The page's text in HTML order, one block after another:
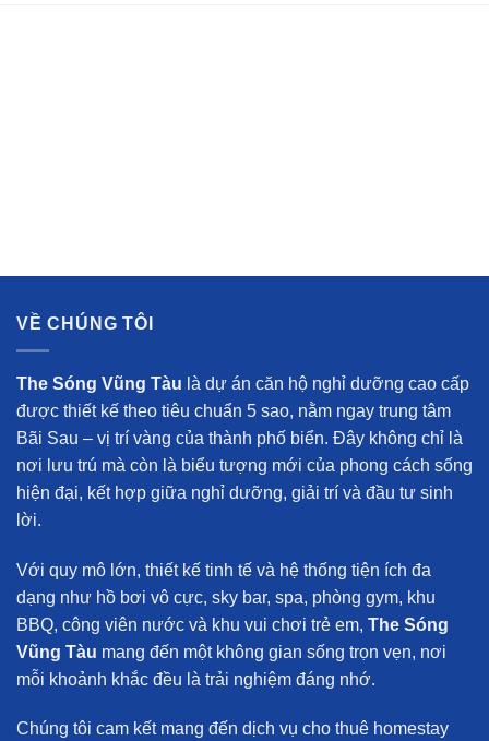
VỀ CHÚNG TÔI
The Sóng Vũng Tàu là dự án căn hộ nghỉ dưỡng cao cấp
được thiết kế theo tiêu chuẩn 5 sao, nằm ngay trung tâm
Bãi Sau – vị trí vàng của thành phố biển. Đây không chỉ là
nơi lưu trú mà còn là biểu tượng mới của phong cách sống
hiện đại, kết hợp giữa nghỉ dưỡng, giải trí và đầu tư sinh
lời.
Với quy mô lớn, thiết kế tinh tế và hệ thống tiện ích đa
dạng như hồ bơi vô cực, sky bar, spa, phòng gym, khu
BBQ, công viên nước và khu vui chơi trẻ em, The Sóng
Vũng Tàu mang đến một không gian sống trọn vẹn, nơi
mỗi khoảnh khắc đều là trải nghiệm đáng nhớ.
Chúng tôi cam kết mang đến dịch vụ cho thuê homestay